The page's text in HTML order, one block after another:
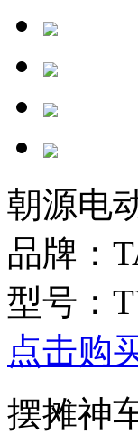
朝源电
品牌：
型号：
点击购
摆摊神